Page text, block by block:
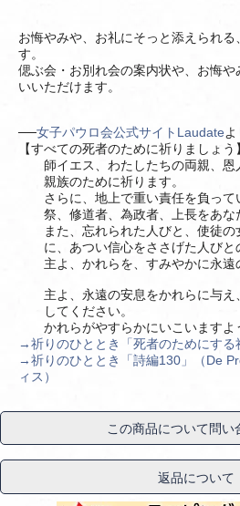
お悔やみや、お礼にそっと添えられ
す。
偲ぶ会・お別れ会の案内状や、お悔
いいただけます。
──女子パウロ会公式サイトLaudate
【すべての死者のために祈りましょう】
師イエス、わたしたちの両親、恩
親族のために祈ります。
さらに、地上で重い責任を負っ
祭、修道者、為政者、上長をあな
また、忘れられた人びと、使徒
に、あつい信心をささげた人びと
主よ、かれらを、すみやかに永遠
主よ、永遠の安息をかれらに与
してください。
かれらがやすらかにいこいますよ
→祈りのひととき「死者のためにする
→祈りのひととき「詩編130」（De
ィス）
この商品について問い
返品について